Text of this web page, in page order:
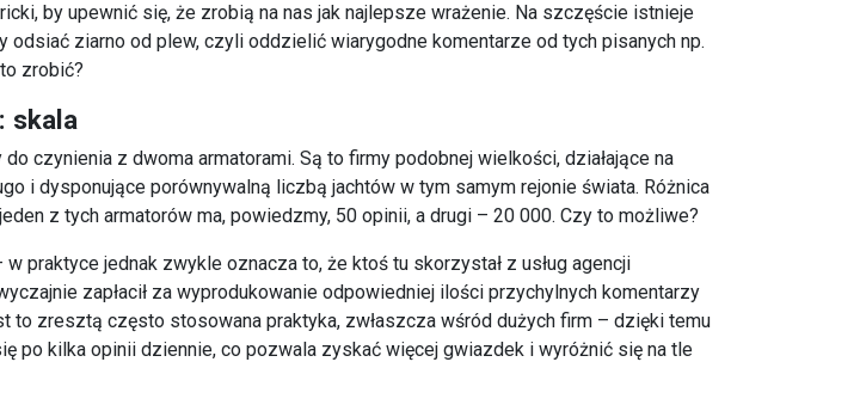
by upewnić się, że zrobią na nas jak najlepsze wrażenie. Na szczęście istnieje
odsiać ziarno od plew, czyli oddzielić wiarygodne komentarze od tych pisanych np.
zrobić?
skala
do czynienia z dwoma armatorami. Są to firmy podobnej wielkości, działające na
i dysponujące porównywalną liczbą jachtów w tym samym rejonie świata. Różnica
z tych armatorów ma, powiedzmy, 50 opinii, a drugi – 20 000. Czy to możliwe?
praktyce jednak zwykle oznacza to, że ktoś tu skorzystał z usług agencji
zapłacił za wyprodukowanie odpowiedniej ilości przychylnych komentarzy
to zresztą często stosowana praktyka, zwłaszcza wśród dużych firm – dzięki temu
po kilka opinii dziennie, co pozwala zyskać więcej gwiazdek i wyróżnić się na tle